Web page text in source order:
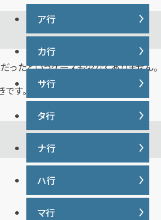
たというケースも少なくありません。
す。
ア行
IWC
ヴァシュロンコンスタンタン
ウブロ
エルメス
オーデマ ピゲ
オメガ
カ行
カナダグース
カルティエ
グッチ
クロムハーツ
ケイト・スペード
コーチ
サ行
サマンサタバサ
ジーショック
ジャガー・ルクルト
シャネル
シュプリーム
ショパール
タ行
タグ・ホイヤー
ディオール
ティファニー
トリーバーチ
ナ行
ナイキ
ハ行
バーバリー
マ行